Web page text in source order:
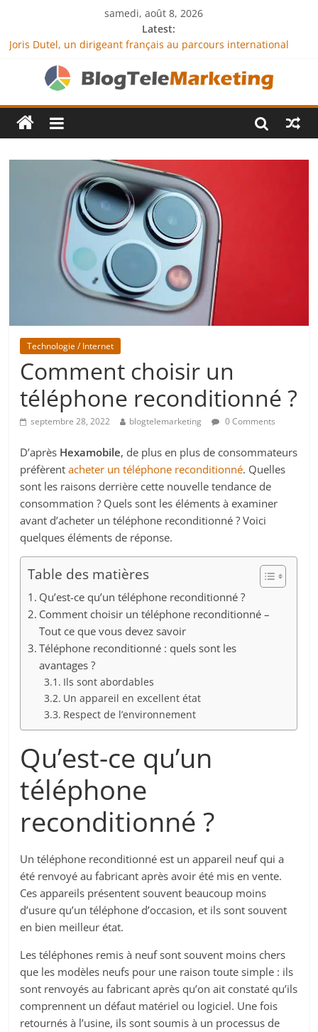
samedi, août 8, 2026
Latest:
Joris Dutel, un dirigeant français au parcours international
Agria Assurance Animaux : comment l’entreprise se
démarque-t-elle de la concurrence ?
JCA Academy : l’excellence au service de l’indépendance
financière
Denis Bouclon : la diplomatie éducative comme moteur de
Next Terra International : des solutions logistiques au service
du commerce international
Technologie / Internet
Comment choisir un
téléphone reconditionné ?
septembre 28, 2022 blogtelemarketing 0 Comments
D’après Hexamobile, de plus en plus de consommateurs
préfèrentacheter un téléphone reconditionné. Quelles
sont les raisons derrière cette nouvelle tendance de
consommation ? Quels sont les éléments à examiner
avant d’acheter un téléphone reconditionné ? Voici
quelques éléments de réponse.
Table des matières
Qu’est-ce qu’un téléphone reconditionné ?
Comment choisir un téléphone reconditionné –
Tout ce que vous devez savoir
Téléphone reconditionné : quels sont les
avantages ?
Ils sont abordables
Un appareil en excellent état
Respect de l’environnement
Qu’est-ce qu’un
téléphone
reconditionné ?
Un téléphone reconditionné est un appareil neuf qui a
été renvoyé au fabricant après avoir été mis en vente.
Ces appareils présentent souvent beaucoup moins
d’usure qu’un téléphone d’occasion, et ils sont souvent
en bien meilleur état.
Les téléphones remis à neuf sont souvent moins chers
que les modèles neufs pour une raison toute simple : ils
sont renvoyés au fabricant après qu’on ait constaté qu’ils
comprennent un défaut matériel ou logiciel. Une fois
retournés à l’usine, ils sont soumis à un processus de